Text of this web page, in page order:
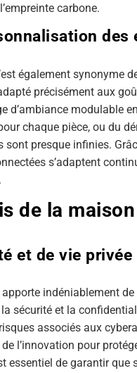
carbone.
des
également synonyme
précisément aux
d’ambiance modulable
chaque pièce, ou du
presque infinies.
s’adaptent
de la
et de vie privée
indéniablement
sécurité et la
associés aux
l’innovation pour
essentiel de garantir